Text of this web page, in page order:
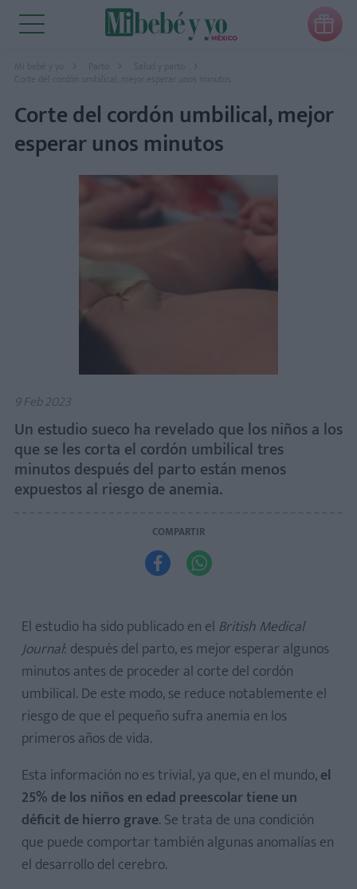

Mi bebé y yo Parto
Salud y parto
Corte del cordón umbilical, mejor esperar unos minutos
Corte del cordón umbilical, mejor
esperar unos minutos
9 Feb 2023
Un estudio sueco ha revelado que los niños a los
que se les corta el cordón umbilical tres
minutos después del parto están menos
expuestos al riesgo de anemia.
COMPARTIR
 
El estudio ha sido publicado en el British Medical
Journal: después del parto, es mejor esperar algunos
minutos antes de proceder al corte del cordón
umbilical. De este modo, se reduce notablemente el
riesgo de que el pequeño sufra anemia en los
primeros años de vida.
Esta información no es trivial, ya que, en el mundo,el
25% de los niños en edad preescolar tiene un
déficit de hierro grave. Se trata de una condición
que puede comportar también algunas anomalías en
el desarrollo del cerebro.